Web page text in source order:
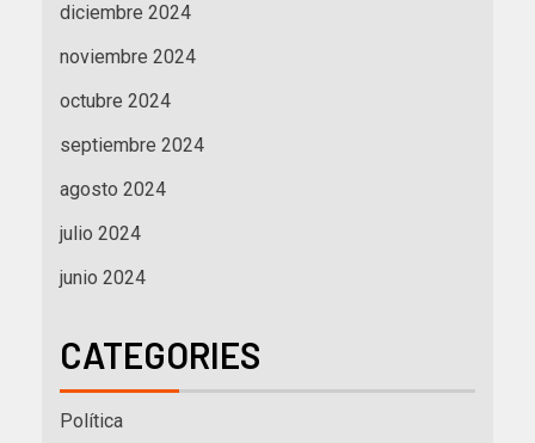
diciembre 2024
noviembre 2024
octubre 2024
septiembre 2024
agosto 2024
julio 2024
junio 2024
CATEGORIES
Política